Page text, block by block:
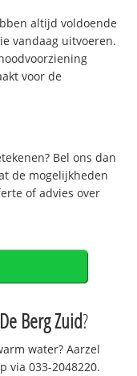
altijd voldoende
vandaag uitvoeren.
voor de
Bel ons dan
de mogelijkheden
of advies over
Berg Zuid?
water? Aarzel
via 033-2048220.